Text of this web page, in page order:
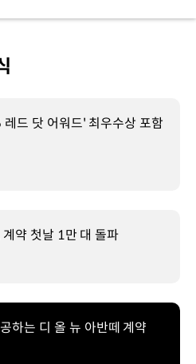
드 닷 어워드' 최우수상 포함
계약 첫날 1만 대 돌파
하는 디 올 뉴 아반떼 계약